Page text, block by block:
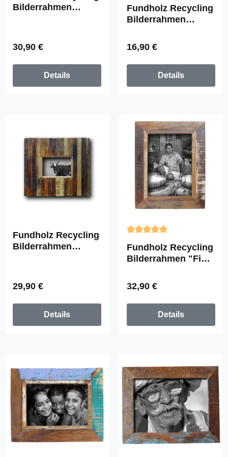
Bilderrahmen
Regulärer Preis:
30,90 €
Details
Durchschnittliche
Fundholz Recycling
Bilderrahmen
Passbilder" 24x8cm
Regulärer Preis:
16,90 €
Details
Fundholz Recycling
Bilderrahmen
Regulärer Preis:
29,90 €
Details
Durchschnittliche
Fundholz Recycling
Bilderrahmen "Fino
Regulärer Preis:
32,90 €
Details